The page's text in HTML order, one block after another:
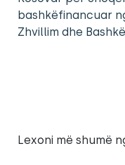
bashkëfinancuar
Zhvillim dhe
Lexoni më shumë